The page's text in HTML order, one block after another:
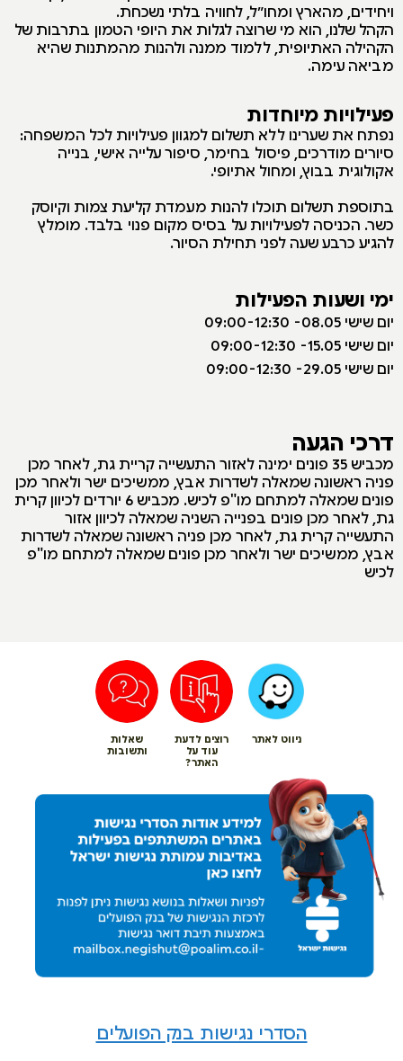
ויחידים, מהארץ ומחו״ל, לחוויה בלתי נשכחת.
הקהל שלנו, הוא מי שרוצה לגלות את היופי הטמון בתרבות של
הקהילה האתיופית, ללמוד ממנה ולהנות מהמתנות שהיא
מביאה עימה.
פעילויות מיוחדות
נפתח את שערינו ללא תשלום למגוון פעילויות לכל המשפחה:
סיורים מודרכים, פיסול בחימר, סיפור עלייה אישי, בנייה
אקולוגית בבוץ, ומחול אתיופי.
בתוספת תשלום תוכלו להנות מעמדת קליעת צמות וקיוסק
כשר. הכניסה לפעילויות על בסיס מקום פנוי בלבד. מומלץ
להגיע כרבע שעה לפני תחילת הסיור.
ימי ושעות הפעילות
יום שישי 08.05- 09:00-12:30
יום שישי 15.05- 09:00-12:30
יום שישי 29.05- 09:00-12:30
דרכי הגעה
מכביש 35 פונים ימינה לאזור התעשייה קריית גת, לאחר מכן
פניה ראשונה שמאלה לשדרות אבץ, ממשיכים ישר ולאחר מכן
פונים שמאלה למתחם מו"פ לכיש. מכביש 6 יורדים לכיוון קרית
גת, לאחר מכן פונים בפנייה השניה שמאלה לכיוון אזור
התעשייה קרית גת, לאחר מכן פניה ראשונה שמאלה לשדרות
אבץ, ממשיכים ישר ולאחר מכן פונים שמאלה למתחם מו"פ
לכיש
ניווט לאתר
רוצים לדעת
עוד על
האתר?
שאלות
ותשובות
הסדרי נגישות בנק הפועלים